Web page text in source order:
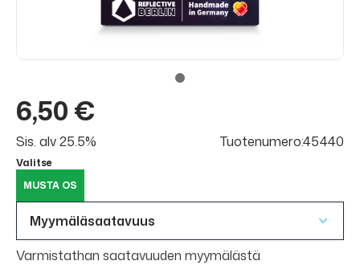
6,50 €
Sis. alv 25.5% Tuotenumero:45440
Valitse
MUSTA OS
Myymäläsaatavuus
Varmistathan saatavuuden myymälästä